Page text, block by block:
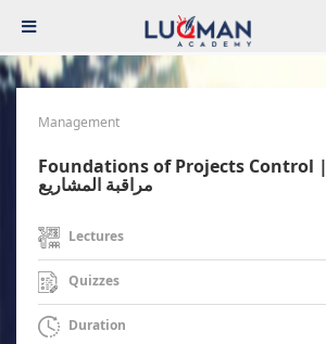
Management
Foundations of Projects Control | أسس ومهام
مراقبة المشاريع
Lectures
Quizzes
Duration